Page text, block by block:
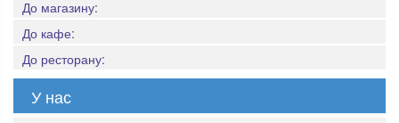
До магазину:
До кафе:
До ресторану:
У нас